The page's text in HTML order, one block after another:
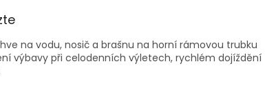
na vodu, nosič a brašnu na horní rámovou trubku
výbavy při celodenních výletech, rychlém dojíždění